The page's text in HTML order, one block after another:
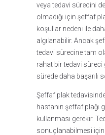
veya tedavi sürecini
olmadığı için şeffaf
koşullar nedeni ile
algılanabilir. Ancak
tedavi sürecine tam
rahat bir tedavi süreci
sürede daha başarılı
Şeffaf plak
hastanın şeffaf plağı
kullanması gerekir.
sonuçlanabilmesi